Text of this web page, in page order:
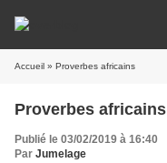
Accueil » Proverbes africains
Proverbes africains
Publié le 03/02/2019 à 16:40
Par Jumelage